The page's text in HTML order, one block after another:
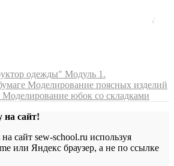
одежды" Модуль 1.
Моделирование поясных изделий
Моделирование юбок со складками
на сайт!
сайт sew-school.ru используя
или Яндекс браузер, а не по ссылке